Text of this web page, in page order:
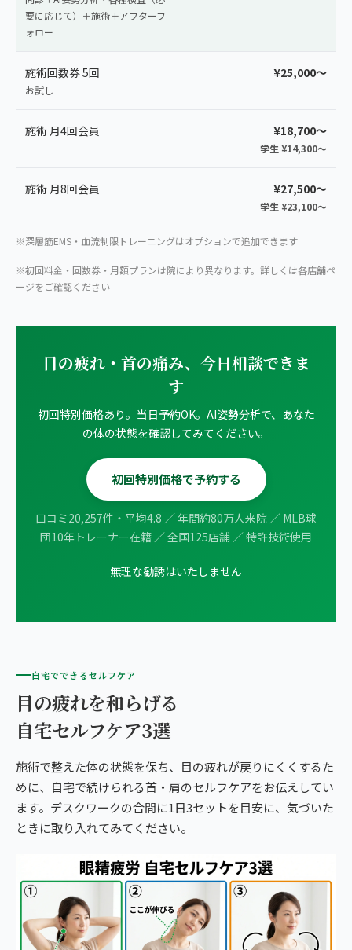
要に応じて）＋施術＋アフターフ
ォロー
施術回数券 5回
お試し
¥25,000〜
施術 月4回会員 ¥18,700〜
学生 ¥14,300〜
施術 月8回会員 ¥27,500〜
学生 ¥23,100〜
※深層筋EMS・血流制限トレーニングはオプションで追加できます
※初回料金・回数券・月額プランは院により異なります。詳しくは各店舗ペ
ージをご確認ください
目の疲れ・首の痛み、今日相談できま
す
初回特別価格あり。当日予約OK。AI姿勢分析で、あなた
の体の状態を確認してみてください。
初回特別価格で予約する
口コミ20,257件・平均4.8 ／ 年間約80万人来院 ／ MLB球
団10年トレーナー在籍 ／ 全国125店舗 ／ 特許技術使用
無理な勧誘はいたしません
自宅でできるセルフケア
目の疲れを和らげる
自宅セルフケア3選
施術で整えた体の状態を保ち、目の疲れが戻りにくくするた
めに、自宅で続けられる首・肩のセルフケアをお伝えしてい
ます。デスクワークの合間に1日3セットを目安に、気づいた
ときに取り入れてみてください。